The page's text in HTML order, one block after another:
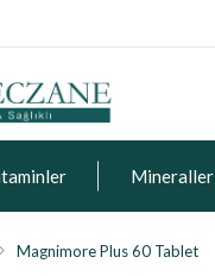
Mineraller
Magnimore Plus 60 Tablet